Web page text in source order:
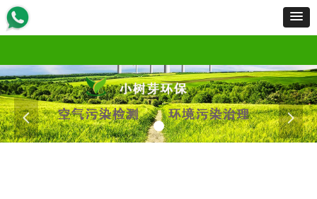
首页 服务范围服务流程工程案例产品展示新闻资讯资质荣誉招商加盟关于我们
联
넳 넲